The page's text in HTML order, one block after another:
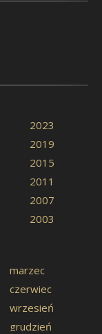
2023
2019
2015
2011
2007
2003
marzec
czerwiec
wrzesień
grudzień